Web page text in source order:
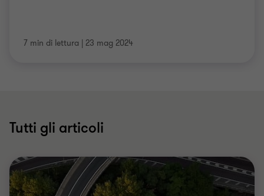
7 min di lettura | 23 mag 2024
Tutti gli articoli